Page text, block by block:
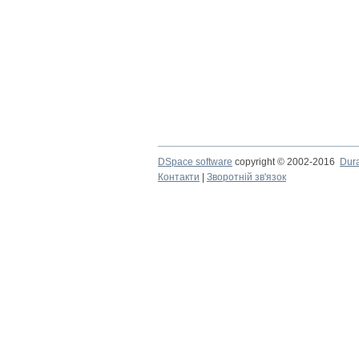
DSpace software copyright © 2002-2016
Контакти
Зворотній зв'язок